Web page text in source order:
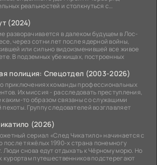
реальностей и столкнуться с
(2024)
разворачивается в далеком будущем в Лос-
через сотни лет после ядерной войны,
или сильно видоизменившей все живое
В подземных убежищах, построенных
полиция: Спецотдел (2003-2026)
приключениях команды профессиональных
Их миссия - расследовать преступления,
каким-то образом связаны со служащими
пехоты. Группу следователей возглавляет
(2026)
сериал «След Чикатило» начинается с
после тяжёлых 1990-х страна понемногу
Люди снова едут отдыхать к Чёрному морю. Но
курортам путешественников подстерегают